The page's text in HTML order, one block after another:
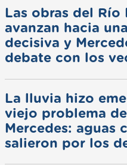
Las obras del Río
avanzan hacia
decisiva y
debate con los
La lluvia hizo
viejo problema de
Mercedes: aguas
salieron por los